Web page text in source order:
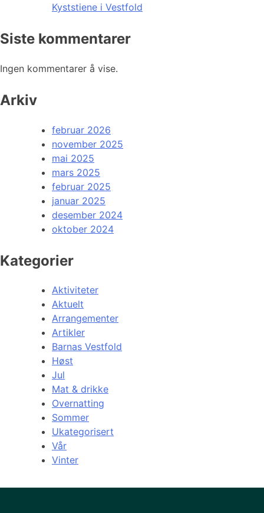
Kyststiene i Vestfold
Siste kommentarer
Ingen kommentarer å vise.
Arkiv
februar 2026
november 2025
mai 2025
mars 2025
februar 2025
januar 2025
desember 2024
oktober 2024
Kategorier
Aktiviteter
Aktuelt
Arrangementer
Artikler
Barnas Vestfold
Høst
Jul
Mat & drikke
Overnatting
Sommer
Ukategorisert
Vår
Vinter